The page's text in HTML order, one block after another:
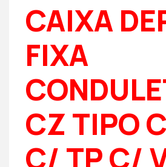
CAIXA
FIXA
CZ TIPO
C/ TP C/